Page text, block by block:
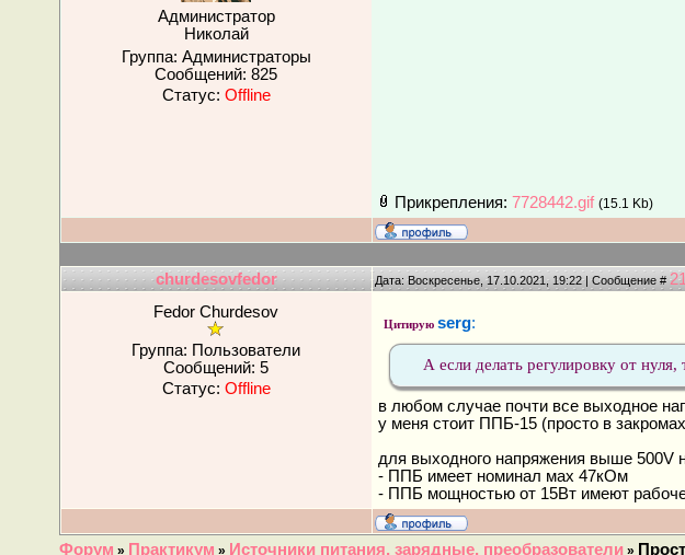
Администратор
Николай
Группа: Администраторы
Сообщений: 825
Статус: Offline
Прикрепления: 7728442.gif (15.1 Kb)
churdesovfedor Дата: Воскресенье, 17.10.2021, 19:22 | Сообщение # 21
Fedor Churdesov
Группа: Пользователи
Сообщений: 5
Статус: Offline
Цитируюserg:
А если делать регулировку от
в любом случае почти все выходное
у меня стоит ППБ-15 (просто в
для выходного напряжения выше 500V
- ППБ имеет номинал мах 47кОм
- ППБ мощностью от 15Вт имеют
Форум » Практикум » Источники питания, зарядные, преобразователи »